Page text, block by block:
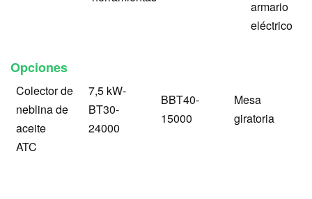
armario
eléctrico
Opciones
Colector de
neblina de
aceite
ATC
7,5 kW-
BT30-
24000
BBT40-
15000
Mesa
giratoria